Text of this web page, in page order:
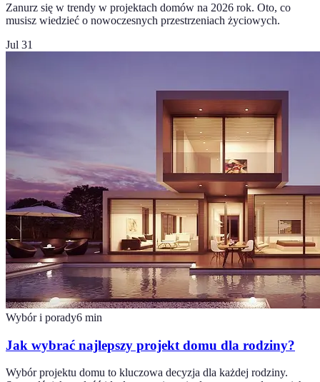
Zanurz się w trendy w projektach domów na 2026 rok. Oto, co
musisz wiedzieć o nowoczesnych przestrzeniach życiowych.
Jul 31
Wybór i porady6 min
Jak wybrać najlepszy projekt domu dla rodziny?
Wybór projektu domu to kluczowa decyzja dla każdej rodziny.